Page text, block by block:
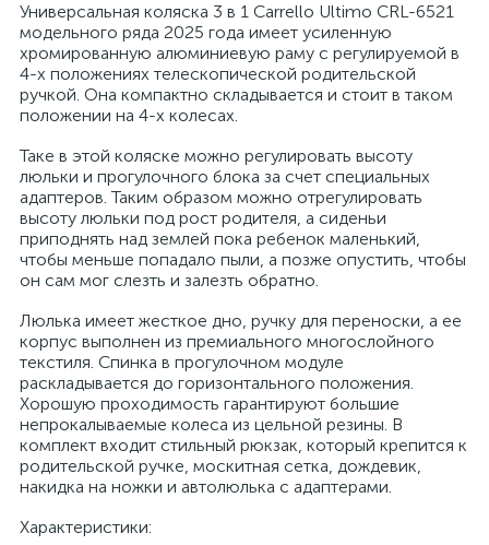
Универсальная коляска 3 в 1 Carrello Ultimo CRL-6521
модельного ряда 2025 года имеет усиленную
хромированную алюминиевую раму с регулируемой в
4-х положениях телескопической родительской
ручкой. Она компактно складывается и стоит в таком
положении на 4-х колесах.
Таке в этой коляске можно регулировать высоту
люльки и прогулочного блока за счет специальных
адаптеров. Таким образом можно отрегулировать
высоту люльки под рост родителя, а сиденьи
приподнять над землей пока ребенок маленький,
чтобы меньше попадало пыли, а позже опустить, чтобы
он сам мог слезть и залезть обратно.
Люлька имеет жесткое дно, ручку для переноски, а ее
корпус выполнен из премиального многослойного
текстиля. Спинка в прогулочном модуле
раскладывается до горизонтального положения.
Хорошую проходимость гарантируют большие
непрокалываемые колеса из цельной резины. В
комплект входит стильный рюкзак, который крепится к
родительской ручке, москитная сетка, дождевик,
накидка на ножки и автолюлька с адаптерами.
Характеристики: